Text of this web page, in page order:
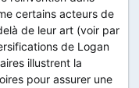
certains acteurs de
de leur art (voir par
de Logan
illustrent la
pour assurer une